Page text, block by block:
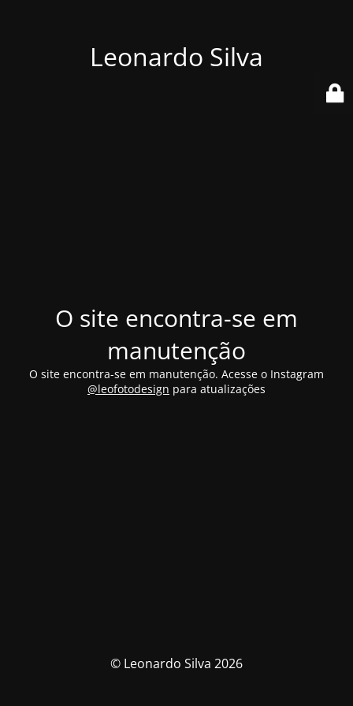
Leonardo Silva
O site encontra-se em
manutenção
O site encontra-se em manutenção. Acesse o Instagram
@leofotodesign para atualizações
© Leonardo Silva 2026